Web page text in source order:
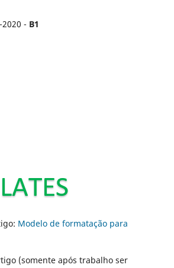
- B1
Modelo de formatação para
(somente após trabalho ser